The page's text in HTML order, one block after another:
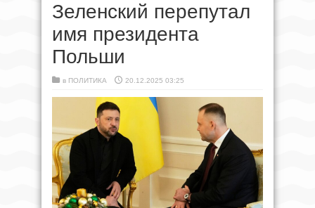
Зеленский перепутал
имя президента
Польши
в ПОЛИТИКА 20.12.2025 03:25